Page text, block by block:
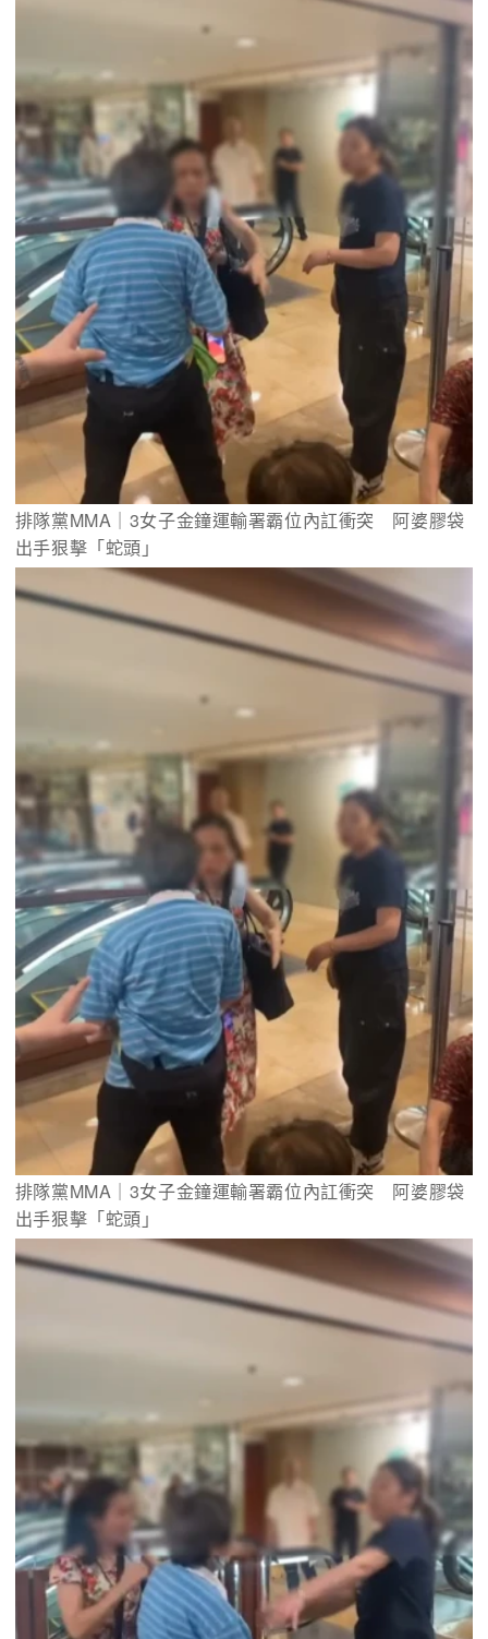
排隊黨MMA｜3女子金鐘運輸署霸位內訌衝突　阿婆膠袋
出手狠擊「蛇頭」
排隊黨MMA｜3女子金鐘運輸署霸位內訌衝突　阿婆膠袋
出手狠擊「蛇頭」